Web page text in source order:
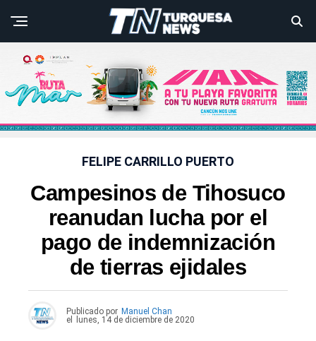
FELIPE CARRILLO PUERTO
Campesinos de Tihosuco
reanudan lucha por el
pago de indemnización
de tierras ejidales
Publicado por Manuel Chan
el
lunes, 14 de diciembre de 2020